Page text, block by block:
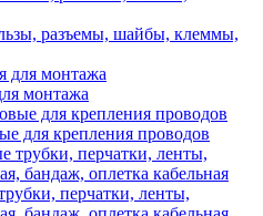
разъемы, шайбы, клеммы,
монтажа
для крепления проводов
перчатки, ленты,